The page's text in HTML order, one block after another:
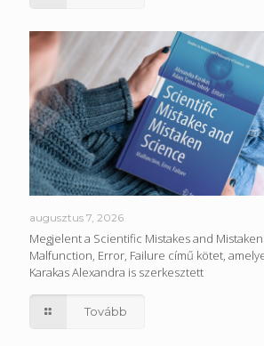
augusztus 7, 2026
Megjelent a Scientific Mistakes and
Malfunction, Error, Failure című kötet,
Karakas Alexandra is szerkesztett
Tovább